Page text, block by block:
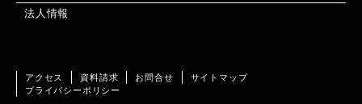
法人情報
アクセス 資料請求 お問合せ
サイトマップ
プライバシーポリシー